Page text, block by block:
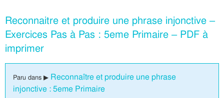
Reconnaitre et produire une phrase injonctive –
Exercices Pas à Pas : 5eme Primaire – PDF à
imprimer
Paru dans ▶ Reconnaître et produire une phrase
injonctive : 5eme Primaire